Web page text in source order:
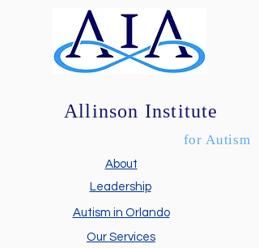
Allinson Institute
About
Leadership
Autism in Orlando
Our Services
for Autism